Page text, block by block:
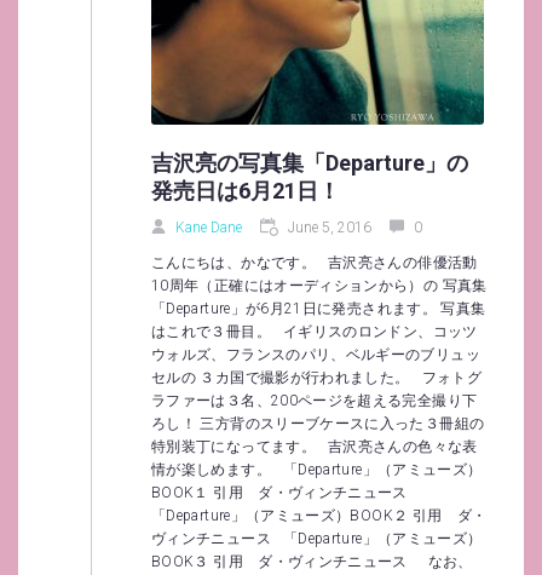
吉沢亮の写真集「Departure」の
発売日は6月21日！
Kane Dane June 5, 2016 0
こんにちは、かなです。 吉沢亮さんの俳優活動
10周年（正確にはオーディションから）の 写真集
「Departure」が6月21日に発売されます。 写真集
はこれで３冊目。 イギリスのロンドン、コッツ
ウォルズ、フランスのパリ、ベルギーのブリュッ
セルの ３カ国で撮影が行われました。 フォトグ
ラファーは３名、200ページを超える完全撮り下
ろし！ 三方背のスリーブケースに入った３冊組の
特別装丁になってます。 吉沢亮さんの色々な表
情が楽しめます。 「Departure」（アミューズ）
BOOK１ 引用 ダ・ヴィンチニュース
「Departure」（アミューズ）BOOK２ 引用 ダ・
ヴィンチニュース 「Departure」（アミューズ）
BOOK３ 引用 ダ・ヴィンチニュース なお、